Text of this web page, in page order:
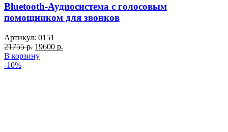
Bluetooth-Аудиосистема с голосовым
помощником для звонков
Артикул: 0151
21755р. Первоначальная
цена
19600 р.
В корзину
-10%